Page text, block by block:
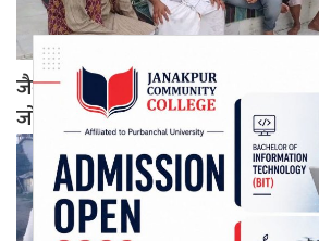
जैन तीर्थस्थलको संरक्षण र विकासमा
जोड